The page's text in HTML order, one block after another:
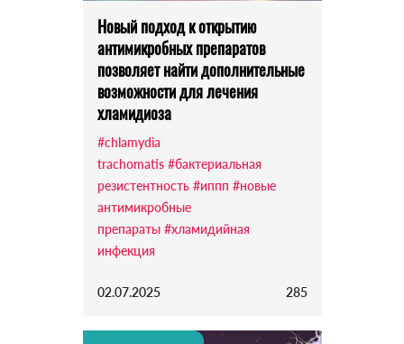
Новый подход к открытию
антимикробных препаратов
позволяет найти дополнительные
возможности для лечения
хламидиоза
#chlamydia
trachomatis #бактериальная
резистентность #иппп #новые
антимикробные
препараты #хламидийная
инфекция
02.07.2025 285